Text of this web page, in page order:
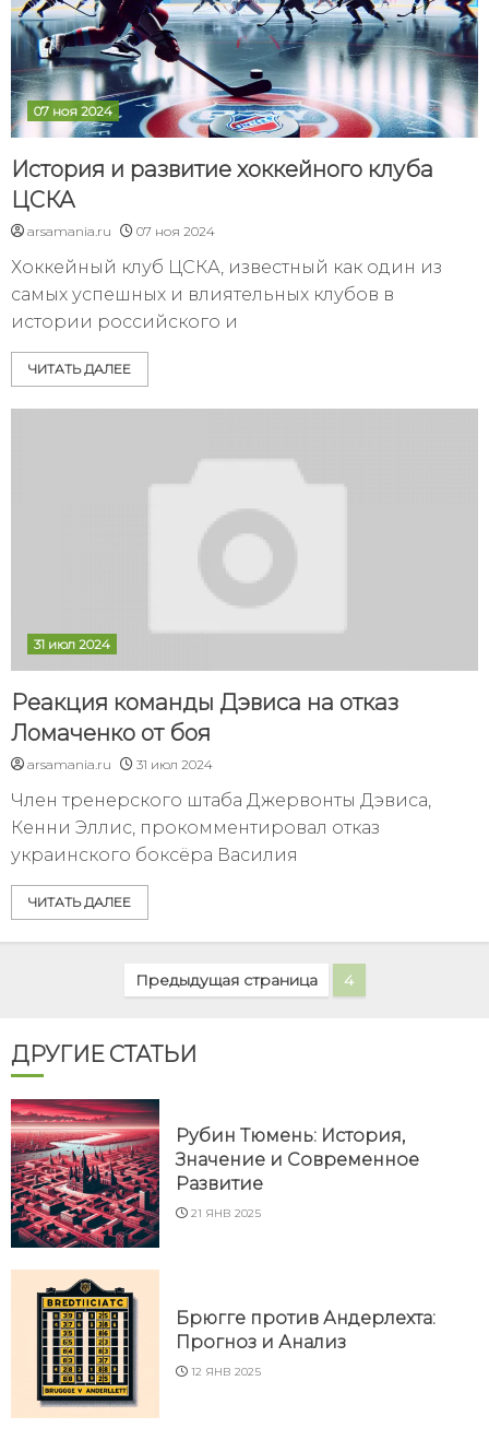
07 ноя 2024
История и развитие хоккейного клуба
ЦСКА
arsamania.ru 07 ноя 2024
Хоккейный клуб ЦСКА, известный как один из
самых успешных и влиятельных клубов в
истории российского и
ЧИТАТЬ ДАЛЕЕ
31 июл 2024
Реакция команды Дэвиса на отказ
Ломаченко от боя
arsamania.ru 31 июл 2024
Член тренерского штаба Джервонты Дэвиса,
Кенни Эллис, прокомментировал отказ
украинского боксёра Василия
ЧИТАТЬ ДАЛЕЕ
Предыдущая страница 4
ДРУГИЕ СТАТЬИ
Рубин Тюмень: История,
Значение и Современное
Развитие
21 ЯНВ 2025
Брюгге против Андерлехта:
Прогноз и Анализ
12 ЯНВ 2025